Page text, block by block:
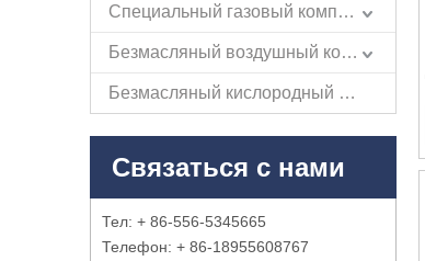
Специальный газовый компрессор
Безмасляный воздушный компрессор
Безмасляный кислородный компрессор
Связаться с нами
Тел: + 86-556-5345665
Телефон: + 86-18955608767